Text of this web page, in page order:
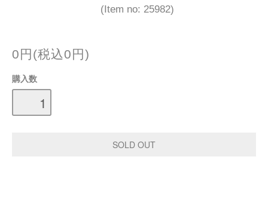
(Item no: 25982)
0円(税込0円)
購入数